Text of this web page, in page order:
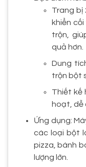
Trang bị
khiển
trộn,
quả hơn.
Dung
trộn bột
Thiết kế
hoạt, dễ
Ứng dụng:
các loại bột
pizza, bánh
lượng lớn.